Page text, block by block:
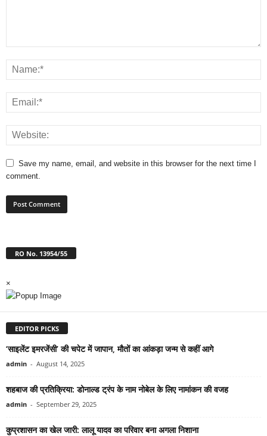
Save my name, email, and website in this browser for the next time I
comment.
RO No. 13954/55
×
EDITOR PICKS
‘साइलेंट इमरजेंसी’ की चपेट में जापान, मौतों का आंकड़ा जन्म से कहीं आगे
admin - August 14, 2025
शहबाज की प्रतिक्रिया: डोनाल्ड ट्रंप के नाम नोबेल के लिए नामांकन की वजह
admin - September 29, 2025
कुप्रशासन का खेल जारी: लालू यादव का परिवार बना अगला निशाना